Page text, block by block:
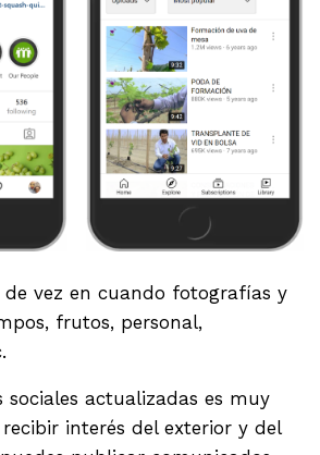
vez en cuando fotografías y
frutos, personal,
sociales actualizadas es muy
interés del exterior y del